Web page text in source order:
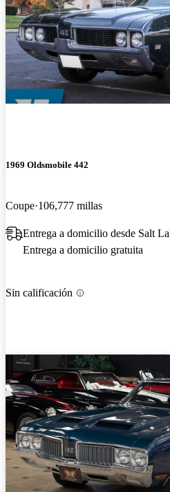
1969 Oldsmobile 442
Coupe 106,777 millas
Entrega a domicilio desde Salt
Entrega a domicilio gratuita
Sin calificación